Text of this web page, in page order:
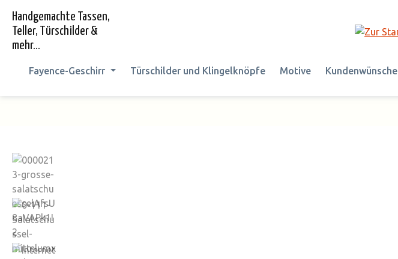
Zur Hauptnavigation springen
Handgemachte Tassen,
Teller, Türschilder &
mehr...
Fayence-Geschirr Türschilder und Klingelknöpfe Motive Kundenwünsche
Bildergalerie überspringen